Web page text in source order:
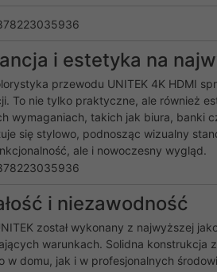
i estetyka na
przewodu UNITEK 4K HDMI
To nie tylko praktyczne, ale również
wymaganiach, takich jak biura, banki
się stylowo, podnosząc wizualny
ale i nowoczesny wygląd.
i niezawodność
został wykonany z najwyższej
warunkach. Solidna konstrukcja
w domu, jak i w profesjonalnych